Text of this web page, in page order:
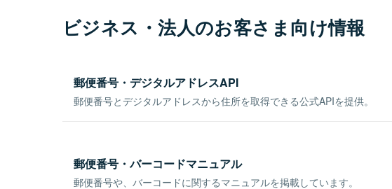
ビジネス・法人のお客さま向け情報
郵便番号・デジタルアドレスAPI
郵便番号とデジタルアドレスから住所を取得できる公式APIを提供。
郵便番号・バーコードマニュアル
郵便番号や、バーコードに関するマニュアルを掲載しています。